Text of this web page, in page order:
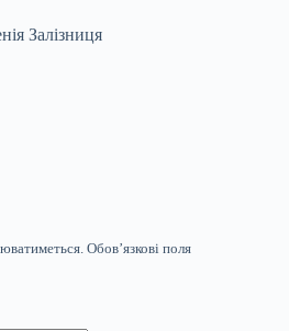
Залізниця
Обов’язкові поля